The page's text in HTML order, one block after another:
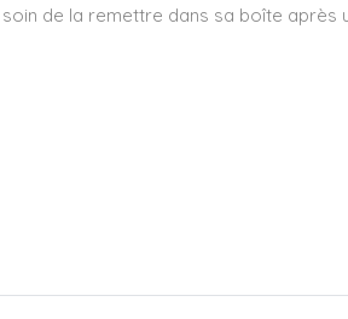
de la remettre dans sa boîte après